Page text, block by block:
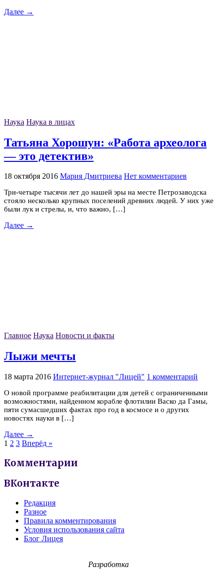
Далее →
Наука Наука в лицах
Татьяна Хорошун: «Работа археолога
— это детектив»
18 октября 2016 Мария Дмитриева Нет комментариев
Три-четыре тысячи лет до нашей эры на месте Петрозаводска
стояло несколько крупных поселений древних людей. У них уже
были лук и стрелы, и, что важно, […]
Далее →
Главное Наука Новости и факты
Лыжи мечты
18 марта 2016 Интернет-журнал "Лицей" 1 комментарий
О новой программе реабилитации для детей с ограниченными
возможностями, найденном корабле флотилии Васко да Гамы,
пяти сумасшедших фактах про год в космосе и о других
новостях науки в […]
Далее →
1 2 3 Вперёд »
Комментарии
ВКонтакте
Редакция
Разное
Правила комментирования
Условия использования сайта
Блог Лицея
Разработка